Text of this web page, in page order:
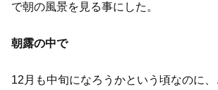
で朝の風景を見る事にした。
朝露の中で
12月も中旬になろうかという頃なのに